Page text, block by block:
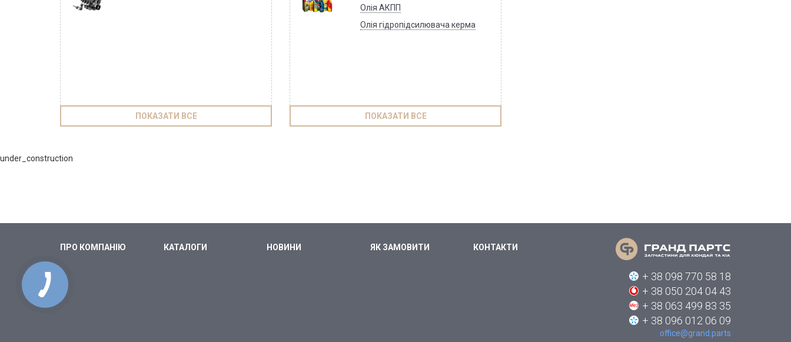
ПОКАЗАТИ ВСЕ
Олія АКПП
Олія гідропідсилювача керма
ПОКАЗАТИ ВСЕ
under_construction
ПРО КОМПАНІЮ КАТАЛОГИ НОВИНИ ЯК ЗАМОВИТИ КОНТАКТИ
+ 38 098 770 58 18
+ 38 050 204 04 43
+ 38 063 499 83 35
+ 38 096 012 06 09
office@grand.parts